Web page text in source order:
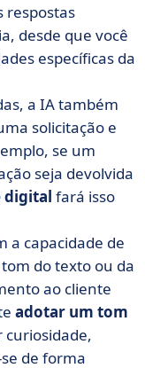
respostas
desde que você
específicas da
a IA também
solicitação e
se um
seja devolvida
digital fará isso
a capacidade de
do texto ou da
ao cliente
adotar um tom
curiosidade,
de forma